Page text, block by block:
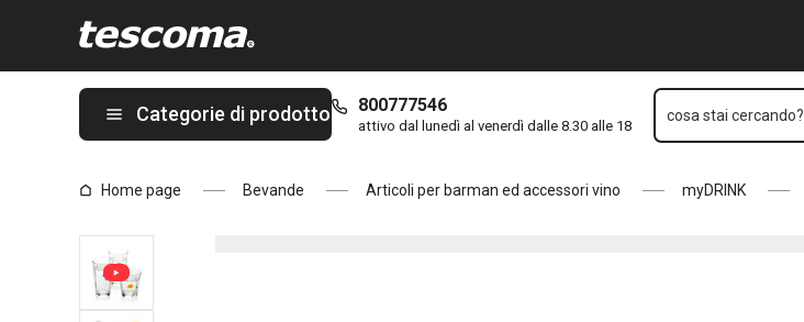
Categorie di prodotto 800777546
attivo dal lunedì al venerdì dalle 8.30 alle 18
cosa stai cercando?
Home page Bevande Articoli per barman ed accessori vino myDRINK